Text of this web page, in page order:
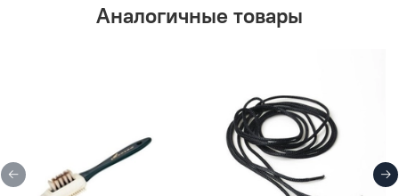
Аналогичные товары